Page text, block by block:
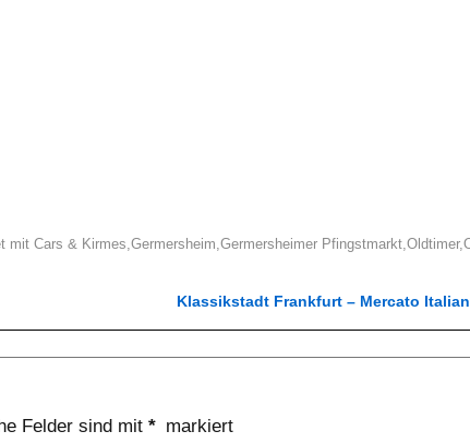
mit Cars & Kirmes,Germersheim,Germersheimer Pfingstmarkt,Oldtimer,
Klassikstadt Frankfurt – Mercato
Felder sind mit * markiert